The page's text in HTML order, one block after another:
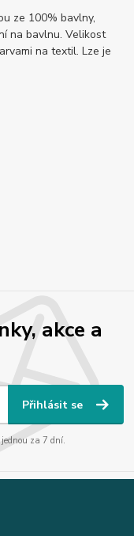
ze 100% bavlny,
na bavlnu. Velikost
na textil. Lze je
akce a
Přihlásit se
za 7 dní.